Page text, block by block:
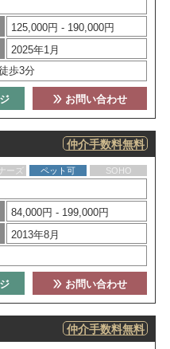
125,000円 - 190,000円
2025年1月
歩3分
お問い合わせ
仲介手数料無料
ーズ ペット可 SOHO
84,000円 - 199,000円
2013年8月
お問い合わせ
仲介手数料無料